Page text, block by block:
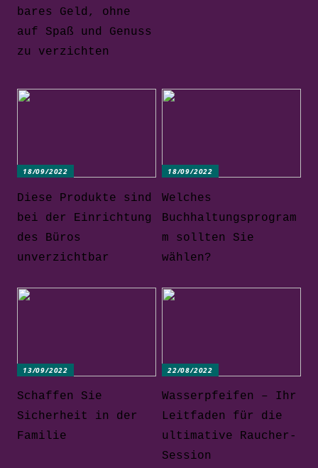
bares Geld, ohne
auf Spaß und Genuss
zu verzichten
18/09/2022
Diese Produkte sind
bei der Einrichtung
des Büros
unverzichtbar
18/09/2022
Welches
Buchhaltungsprogram
m sollten Sie
wählen?
13/09/2022
Schaffen Sie
Sicherheit in der
Familie
22/08/2022
Wasserpfeifen – Ihr
Leitfaden für die
ultimative Raucher-
Session